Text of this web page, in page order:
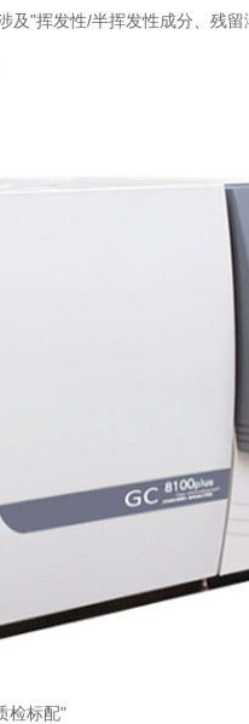
"挥发性/半挥发性成分、残留
检标配"